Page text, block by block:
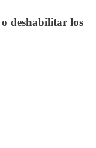
deshabilitar los